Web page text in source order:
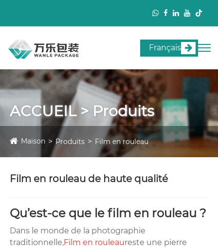
Français
ACCUEIL > Produits
Maison Produits Film en rouleau
Film en rouleau de haute qualité
Qu’est-ce que le film en rouleau ?
Dans le monde de la photographie
traditionnelle,Film en rouleaureste une pierre